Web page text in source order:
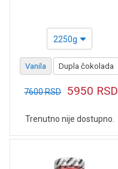
2250g
Vanila Dupla čokolada
7600RSD 5950 RSD
Trenutno nije dostupno.